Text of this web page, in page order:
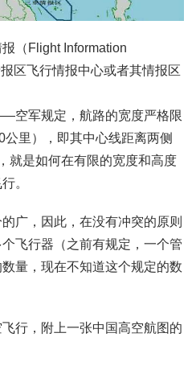
（Flight Information
区飞行情报中心或者其情报区
空军规定，航路的宽度严格限
里），即其中心线距离两侧
就是如何在有限的宽度和高度
。
广，因此，在没有冲突的原则
飞行器（之前有规定，一个管
量，现在不知道这个规定的数
行，附上一张中国高空航图的